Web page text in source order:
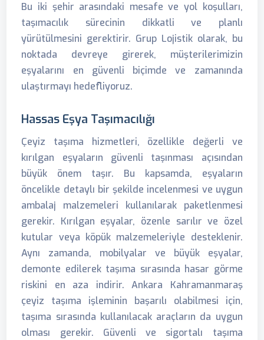
Bu iki şehir arasındaki mesafe ve yol koşulları,
taşımacılık sürecinin dikkatli ve planlı
yürütülmesini gerektirir. Grup Lojistik olarak, bu
noktada devreye girerek, müşterilerimizin
eşyalarını en güvenli biçimde ve zamanında
ulaştırmayı hedefliyoruz.
Hassas Eşya Taşımacılığı
Çeyiz taşıma hizmetleri, özellikle değerli ve
kırılgan eşyaların güvenli taşınması açısından
büyük önem taşır. Bu kapsamda, eşyaların
öncelikle detaylı bir şekilde incelenmesi ve uygun
ambalaj malzemeleri kullanılarak paketlenmesi
gerekir. Kırılgan eşyalar, özenle sarılır ve özel
kutular veya köpük malzemeleriyle desteklenir.
Aynı zamanda, mobilyalar ve büyük eşyalar,
demonte edilerek taşıma sırasında hasar görme
riskini en aza indirir. Ankara Kahramanmaraş
çeyiz taşıma işleminin başarılı olabilmesi için,
taşıma sırasında kullanılacak araçların da uygun
olması gerekir. Güvenli ve sigortalı taşıma